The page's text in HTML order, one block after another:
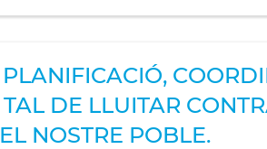
DE LLUITAR
NOSTRE POBLE.